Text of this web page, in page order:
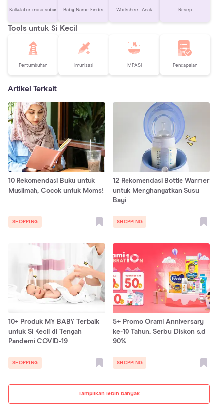
Kalkulator masa subur Baby Name Finder Worksheet Anak Resep
Tools untuk Si Kecil
Pertumbuhan Imunisasi MPASI Pencapaian
Artikel Terkait
Tampilkan lebih banyak
10 Rekomendasi Buku untuk
Muslimah, Cocok untuk Moms!
SHOPPING
12 Rekomendasi Bottle Warmer
untuk Menghangatkan Susu
Bayi
SHOPPING
10+ Produk MY BABY Terbaik
untuk Si Kecil di Tengah
Pandemi COVID-19
SHOPPING
5+ Promo Orami Anniversary
ke-10 Tahun, Serbu Diskon s.d
90%
SHOPPING